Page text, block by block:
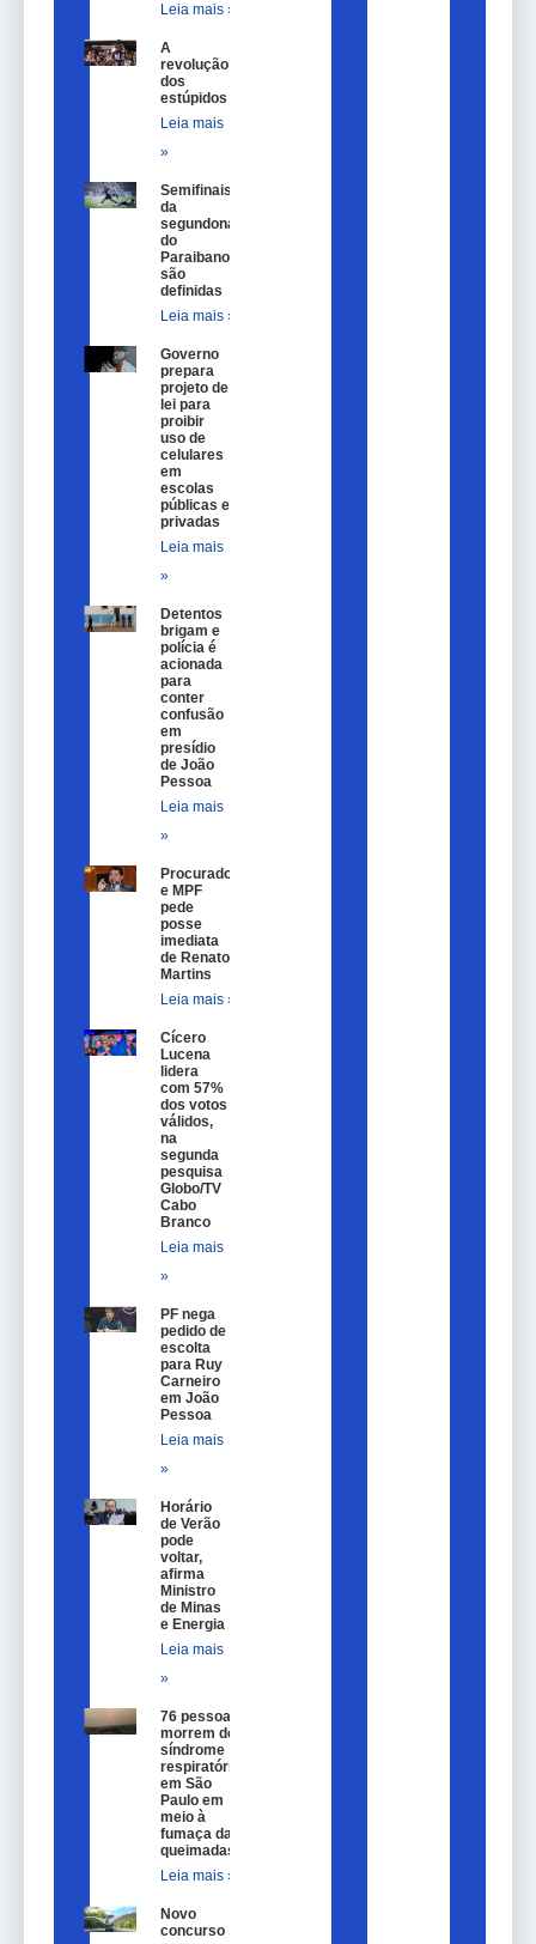
Leia mais »
A
revolução
dos
estúpidos
Leia mais
»
Semifinais
da
segundona
do
Paraibano
são
definidas
Leia mais »
Governo
prepara
projeto de
lei para
proibir
uso de
celulares
em
escolas
públicas e
privadas
Leia mais
»
Detentos
brigam e
polícia é
acionada
para
conter
confusão
em
presídio
de João
Pessoa
Leia mais
»
Procurador
e MPF
pede
posse
imediata
de Renato
Martins
Leia mais »
Cícero
Lucena
lidera
com 57%
dos votos
válidos,
na
segunda
pesquisa
Globo/TV
Cabo
Branco
Leia mais
»
PF nega
pedido de
escolta
para Ruy
Carneiro
em João
Pessoa
Leia mais
»
Horário
de Verão
pode
voltar,
afirma
Ministro
de Minas
e Energia
Leia mais
»
76 pessoas
morrem de
síndrome
respiratória
em São
Paulo em
meio à
fumaça das
queimadas
Leia mais »
Novo
concurso